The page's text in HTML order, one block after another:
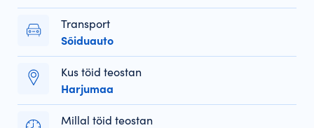
Transport
Sõiduauto
Kus töid teostan
Harjumaa
Millal töid teostan